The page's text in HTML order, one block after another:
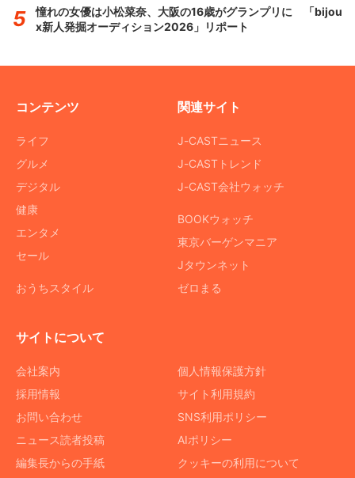
憧れの女優は小松菜奈、大阪の16歳がグランプリに 「bijou
x新人発掘オーディション2026」リポート
コンテンツ
ライフ
グルメ
デジタル
健康
エンタメ
セール
おうちスタイル
関連サイト
J-CASTニュース
J-CASTトレンド
J-CAST会社ウォッチ
BOOKウォッチ
東京バーゲンマニア
Jタウンネット
ゼロまる
サイトについて
会社案内
採用情報
お問い合わせ
ニュース読者投稿
編集長からの手紙
個人情報保護方針
サイト利用規約
SNS利用ポリシー
AIポリシー
クッキーの利用について